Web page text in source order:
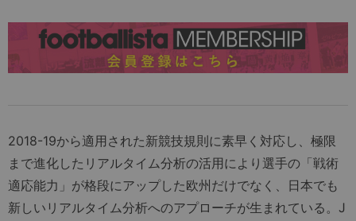
2018-19から適用された新競技規則に素早く対応し、極限
まで進化したリアルタイム分析の活用により選手の「戦術
適応能力」が格段にアップした欧州だけでなく、日本でも
新しいリアルタイム分析へのアプローチが生まれている。J